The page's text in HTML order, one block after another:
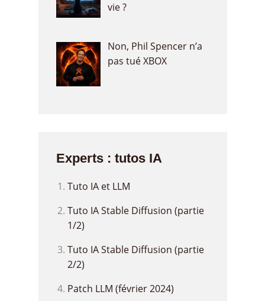
vie ?
Non, Phil Spencer n’a
pas tué XBOX
Experts : tutos IA
Tuto IA et LLM
Tuto IA Stable Diffusion (partie
1/2)
Tuto IA Stable Diffusion (partie
2/2)
Patch LLM (février 2024)